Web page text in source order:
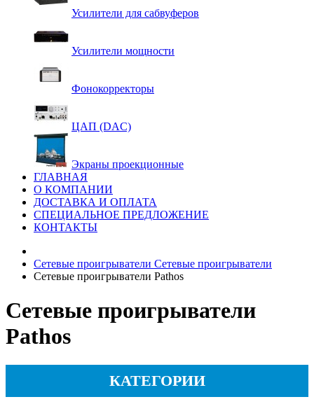
Усилители для сабвуферов
Усилители мощности
Фонокорректоры
ЦАП (DAC)
Экраны проекционные
ГЛАВНАЯ
О КОМПАНИИ
ДОСТАВКА И ОПЛАТА
СПЕЦИАЛЬНОЕ ПРЕДЛОЖЕНИЕ
КОНТАКТЫ
Сетевые проигрыватели Сетевые проигрыватели
Сетевые проигрыватели Pathos
Сетевые проигрыватели
Pathos
КАТЕГОРИИ